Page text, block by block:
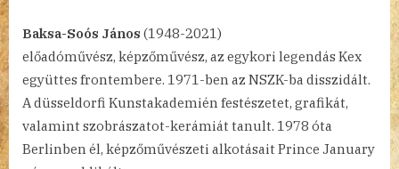
Baksa-Soós János (1948-2021)
előadóművész, képzőművész, az egykori legendás Kex
együttes frontembere. 1971-ben az NSZK-ba disszidált.
A düsseldorfi Kunstakademién festészetet, grafikát,
valamint szobrászatot-kerámiát tanult. 1978 óta
Berlinben él, képzőművészeti alkotásait Prince January